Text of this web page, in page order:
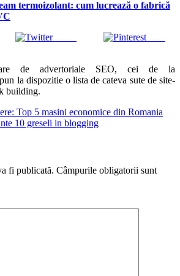
termoizolant: cum lucrează o fabrică
Tweet Save
de advertoriale SEO, cei de la
la dispozitie o lista de cateva sute de site-
building.
Top 5 masini economice din Romania
10 greseli in blogging
fi publicată. Câmpurile obligatorii sunt